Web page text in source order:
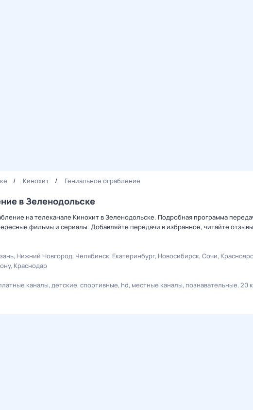
Кинохит Гениальное ограбление
в Зеленодольске
на телеканале Кинохит в Зеленодольске. Подробная программа
фильмы и сериалы. Добавляйте передачи в избранное, читайте отзывы
Нижний Новгород Челябинск Екатеринбург Новосибирск Сочи
Краснодар
каналы детские спортивные hd местные каналы познавательные 20